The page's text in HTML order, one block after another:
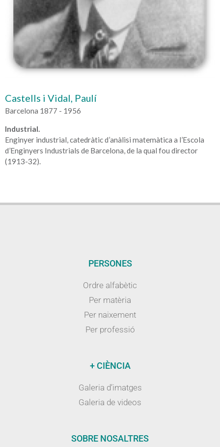
Castells i Vidal, Paulí
Barcelona 1877 - 1956
Industrial.
Enginyer industrial, catedràtic d’anàlisi matemàtica a l’Escola
d’Enginyers Industrials de Barcelona, de la qual fou director
(1913-32).
PERSONES
Ordre alfabètic
Per matèria
Per naixement
Per professió
+ CIÈNCIA
Galeria d’imatges
Galeria de videos
SOBRE NOSALTRES